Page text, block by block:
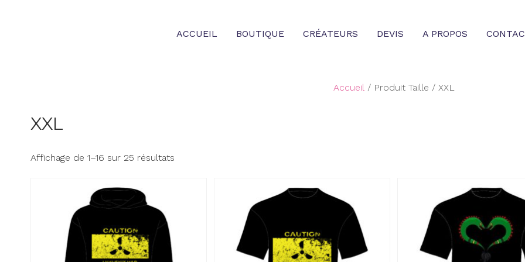
ACCUEIL BOUTIQUE CRÉATEURS DEVIS A PROPOS
Accueil/ Produit Taille / XXL
XXL
Affichage de 1–16 sur 25 résultats